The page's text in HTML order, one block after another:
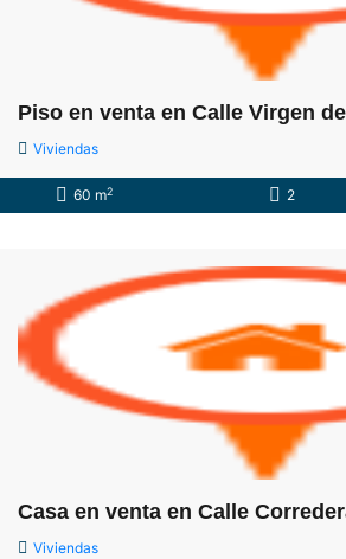
Viviendas
60 m2 2
Casa en venta en Calle
Viviendas